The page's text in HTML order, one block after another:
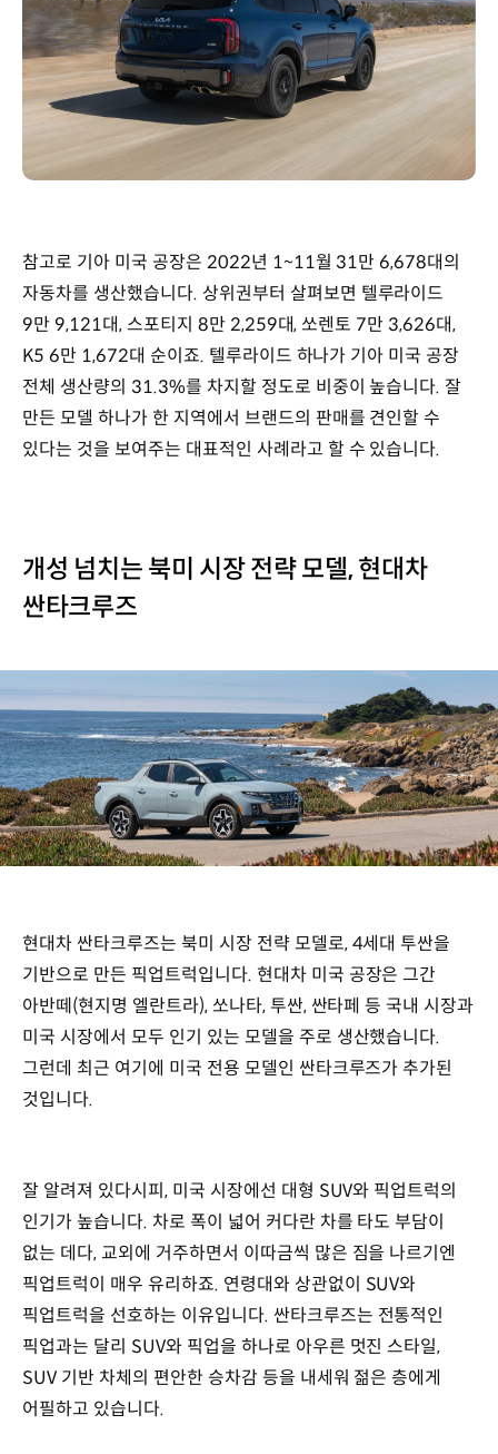
참고로 기아 미국 공장은 2022년 1~11월 31만 6,678대의
자동차를 생산했습니다. 상위권부터 살펴보면 텔루라이드
9만 9,121대, 스포티지 8만 2,259대, 쏘렌토 7만 3,626대,
K5 6만 1,672대 순이죠. 텔루라이드 하나가 기아 미국 공장
전체 생산량의 31.3%를 차지할 정도로 비중이 높습니다. 잘
만든 모델 하나가 한 지역에서 브랜드의 판매를 견인할 수
있다는 것을 보여주는 대표적인 사례라고 할 수 있습니다.
개성 넘치는 북미 시장 전략 모델, 현대차
싼타크루즈
현대차 싼타크루즈는 북미 시장 전략 모델로, 4세대 투싼을
기반으로 만든 픽업트럭입니다. 현대차 미국 공장은 그간
아반떼(현지명 엘란트라), 쏘나타, 투싼, 싼타페 등 국내 시장과
미국 시장에서 모두 인기 있는 모델을 주로 생산했습니다.
그런데 최근 여기에 미국 전용 모델인 싼타크루즈가 추가된
것입니다.
잘 알려져 있다시피, 미국 시장에선 대형 SUV와 픽업트럭의
인기가 높습니다. 차로 폭이 넓어 커다란 차를 타도 부담이
없는 데다, 교외에 거주하면서 이따금씩 많은 짐을 나르기엔
픽업트럭이 매우 유리하죠. 연령대와 상관없이 SUV와
픽업트럭을 선호하는 이유입니다. 싼타크루즈는 전통적인
픽업과는 달리 SUV와 픽업을 하나로 아우른 멋진 스타일,
SUV 기반 차체의 편안한 승차감 등을 내세워 젊은 층에게
어필하고 있습니다.